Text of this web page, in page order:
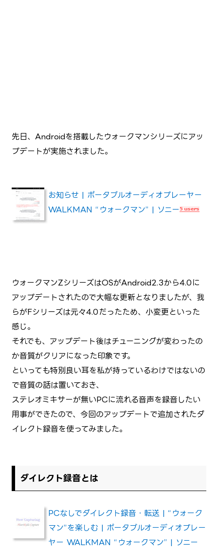
先日、Androidを搭載したウォークマンシリーズにアッ
プデートが実施されました。
お知らせ | ポータブルオーディオプレーヤー
WALKMAN “ウォークマン” | ソニー
ウォークマンZシリーズはOSがAndroid2.3から4.0に
アップデートされたので大幅な更新となりましたが、我
らがFシリーズは元々4.0だったため、小変更といった
感じ。
それでも、アップデート後はチューニングが変わったの
か音質がクリアになった印象です。
といっても特別良い耳を私が持っているわけではないの
で音質の話は置いておき、
ステレオミキサーが無いPCに流れる音声を録音したい
用事ができたので、今回のアップデートで追加されたダ
イレクト録音を使ってみました。
ダイレクト録音とは
PCなしでダイレクト録音・転送 | “ウォーク
マン”を楽しむ | ポータブルオーディオプレー
ヤー WALKMAN “ウォークマン” | ソニー